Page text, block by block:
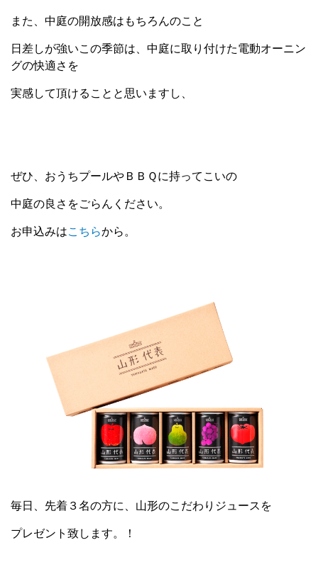
また、中庭の開放感はもちろんのこと
日差しが強いこの季節は、中庭に取り付けた電動オーニン
グの快適さを
実感して頂けることと思いますし、
ぜひ、おうちプールやＢＢＱに持ってこいの
中庭の良さをごらんください。
お申込みはこちらから。
毎日、先着３名の方に、山形のこだわりジュースを
プレゼント致します。！